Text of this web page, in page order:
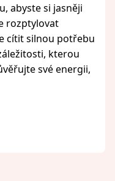
abyste si jasněji
rozptylovat
cítit silnou potřebu
kterou
své energii,